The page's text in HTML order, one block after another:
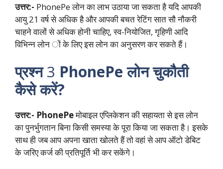
उत्तर:- PhonePe लोन का लाभ उठाया जा सकता है यदि आपकी
आयु 21 वर्ष से अधिक है और आपकी बचत रेटिंग सात सौ नौकरी
चाहने वालों से अधिक होनी चाहिए, स्व-नियोजित, गृहिणी आदि
विभिन्न लोन ों के लिए इस लोन का अनुसरण कर सकते हैं।
प्रश्न3 PhonePe लोन चुकौती
कैसे करें?
उत्तर:- PhonePeमोबाइल एप्लिकेशन की सहायता से इस लोन
का पुनर्भुगतान बिना किसी समस्या के पूरा किया जा सकता है। इसके
साथ ही जब आप अपना खाता खोलते हैं तो वहां से आप ऑटो डेबिट
के जरिए कर्ज की प्रतिपूर्ति भी कर सकेंगे।